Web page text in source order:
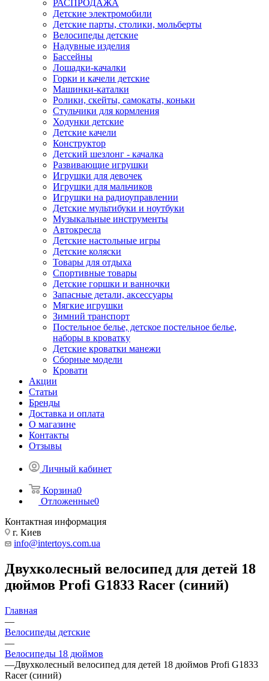
РАСПРОДАЖА
Детские электромобили
Детские парты, столики, мольберты
Велосипеды детские
Надувные изделия
Бассейны
Лошадки-качалки
Горки и качели детские
Машинки-каталки
Ролики, скейты, самокаты, коньки
Стульчики для кормления
Ходунки детские
Детские качели
Конструктор
Детский шезлонг - качалка
Развивающие игрушки
Игрушки для девочек
Игрушки для мальчиков
Игрушки на радиоуправлении
Детские мультибуки и ноутбуки
Музыкальные инструменты
Автокресла
Детские настольные игры
Детские коляски
Товары для отдыха
Спортивные товары
Детские горшки и ванночки
Запасные детали, аксессуары
Мягкие игрушки
Зимний транспорт
Постельное белье, детское постельное белье,
наборы в кроватку
Детские кроватки манежи
Сборные модели
Кровати
Акции
Статьи
Бренды
Доставка и оплата
О магазине
Контакты
Отзывы
Личный кабинет
Корзина0
Отложенные0
Контактная информация
г. Киев
info@intertoys.com.ua
Двухколесный велосипед для детей 18
дюймов Profi G1833 Racer (синий)
Главная
—
Велосипеды детские
—
Велосипеды 18 дюймов
—Двухколесный велосипед для детей 18 дюймов Profi G1833
Racer (синий)